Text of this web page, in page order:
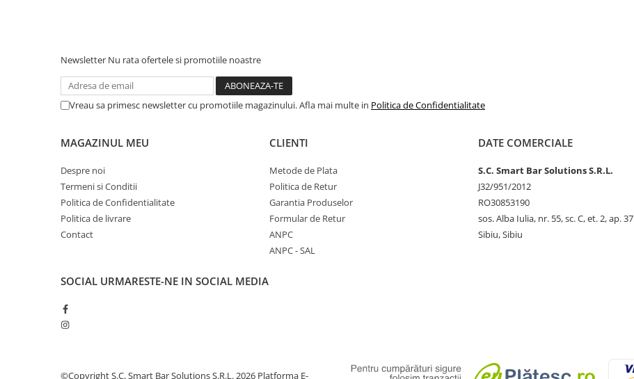
Newsletter Nu rata ofertele si promotiile noastre
Vreau sa primesc newsletter cu promotiile magazinului. Afla mai multe in Politica de Confidentialitate
MAGAZINUL MEU
Despre noi
Termeni si Conditii
Politica de Confidentialitate
Politica de livrare
Contact
CLIENTI
Metode de Plata
Politica de Retur
Garantia Produselor
Formular de Retur
ANPC
ANPC - SAL
DATE COMERCIALE
S.C. Smart Bar Solutions S.R.L.
J32/951/2012
RO30853190
sos. Alba Iulia, nr. 55, sc. C, et. 2, ap. 37
Sibiu, Sibiu
SOCIAL URMARESTE-NE IN SOCIAL MEDIA
©Copyright S.C. Smart Bar Solutions S.R.L. 2026 Platforma E-